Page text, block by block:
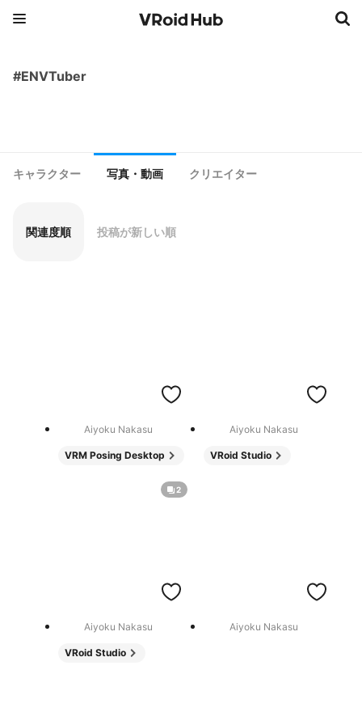
#ENVTuber
キャラクター 写真・動画 クリエイター
関連度順 投稿が新しい順
Aiyoku Nakasu
VRM Posing Desktop
Aiyoku Nakasu
VRoid Studio
2
Aiyoku Nakasu
VRoid Studio
Aiyoku Nakasu